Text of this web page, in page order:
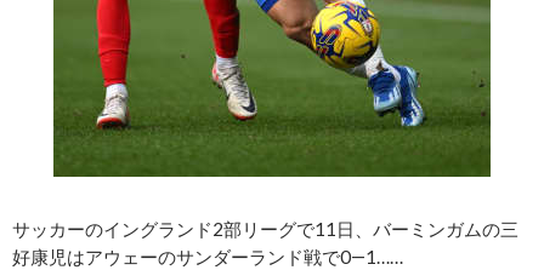
サッカーのイングランド2部リーグで11日、バーミンガムの三
好康児はアウェーのサンダーランド戦で0―1……